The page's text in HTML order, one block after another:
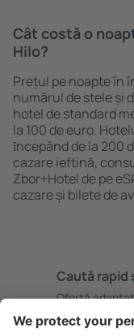
Cât costă o
Hilo?
Prețul pe noapte în
numărul de stele și
hotel de standard
la 100 de euro.
ȋncepând de la 200
cazare ieftină,
Zbor+Hotel de pe
cazare și bilete de
Caută rapid
Ofertă